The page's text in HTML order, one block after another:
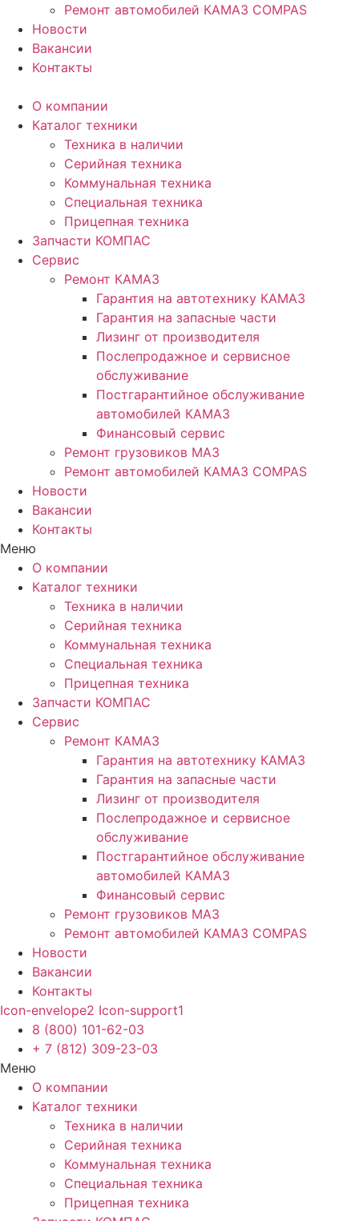
Ремонт автомобилей КАМАЗ COMPAS
Новости
Вакансии
Контакты
О компании
Каталог техники
Техника в наличии
Серийная техника
Коммунальная техника
Специальная техника
Прицепная техника
Запчасти КОМПАС
Сервис
Ремонт КАМАЗ
Гарантия на автотехнику КАМАЗ
Гарантия на запасные части
Лизинг от производителя
Послепродажное и сервисное
обслуживание
Постгарантийное обслуживание
автомобилей КАМАЗ
Финансовый сервис
Ремонт грузовиков МАЗ
Ремонт автомобилей КАМАЗ COMPAS
Новости
Вакансии
Контакты
Меню
О компании
Каталог техники
Техника в наличии
Серийная техника
Коммунальная техника
Специальная техника
Прицепная техника
Запчасти КОМПАС
Сервис
Ремонт КАМАЗ
Гарантия на автотехнику КАМАЗ
Гарантия на запасные части
Лизинг от производителя
Послепродажное и сервисное
обслуживание
Постгарантийное обслуживание
автомобилей КАМАЗ
Финансовый сервис
Ремонт грузовиков МАЗ
Ремонт автомобилей КАМАЗ COMPAS
Новости
Вакансии
Контакты
Icon-envelope2 Icon-support1
8 (800) 101-62-03
+ 7 (812) 309-23-03
Меню
О компании
Каталог техники
Техника в наличии
Серийная техника
Коммунальная техника
Специальная техника
Прицепная техника